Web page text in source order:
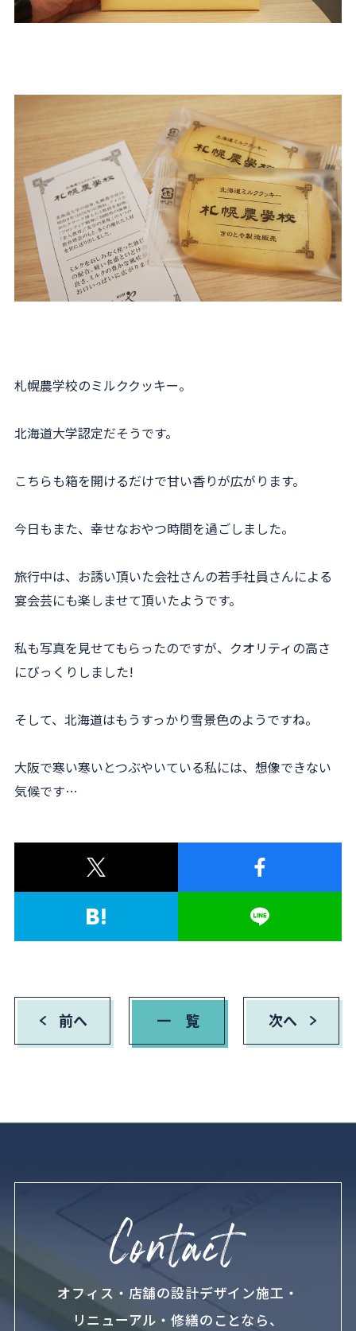
札幌農学校のミルククッキー。
北海道大学認定だそうです。
こちらも箱を開けるだけで甘い香りが広がります。
今日もまた、幸せなおやつ時間を過ごしました。
旅行中は、お誘い頂いた会社さんの若手社員さんによる
宴会芸にも楽しませて頂いたようです。
私も写真を見せてもらったのですが、クオリティの高さ
にびっくりしました!
そして、北海道はもうすっかり雪景色のようですね。
大阪で寒い寒いとつぶやいている私には、想像できない
気候です…
前へ 一 覧 次へ
オフィス・店舗の設計デザイン施工・
リニューアル・修繕のことなら、